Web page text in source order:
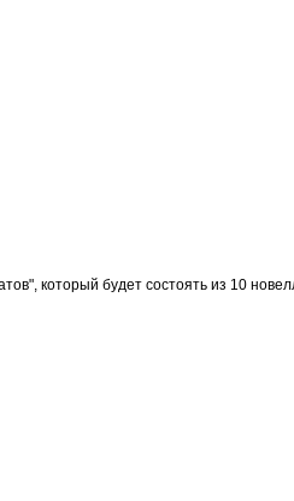
который будет состоять из 10